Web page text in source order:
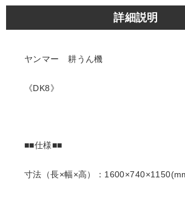
詳細説明
ヤンマー 耕うん機
《DK8》
■■仕様■■
寸法（長×幅×高）：